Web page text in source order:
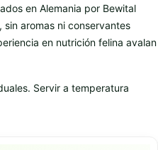
en Alemania por Bewital
aromas ni conservantes
en nutrición felina avalan
Servir a temperatura